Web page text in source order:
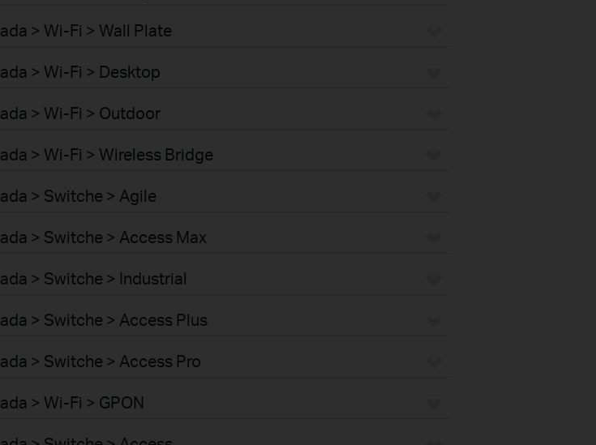
> Wi-Fi > Wall Plate
> Wi-Fi > Desktop
> Wi-Fi > Outdoor
> Wi-Fi > Wireless Bridge
> Switche > Agile
> Switche > Access Max
> Switche > Industrial
> Switche > Access Plus
> Switche > Access Pro
> Wi-Fi > GPON